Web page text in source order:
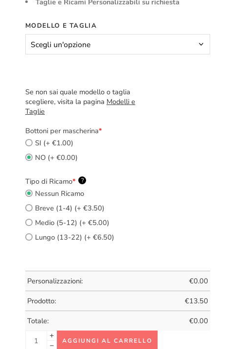
Taglie e Ricami Personalizzabili su richiesta
MODELLO E TAGLIA
Se non sai quale modello o taglia
scegliere, visita la pagina Modelli e
Taglie
Bottoni per mascherina*
SI (+ €1.00)
NO (+ €0.00)
Tipo di Ricamo* ?
Nessun Ricamo
Breve (1-4) (+ €3.50)
Medio (5-12) (+ €5.00)
Lungo (13-22) (+ €6.50)
Personalizzazioni: €0.00
Prodotto: €13.50
Totale: €0.00
AGGIUNGI AL CARRELLO